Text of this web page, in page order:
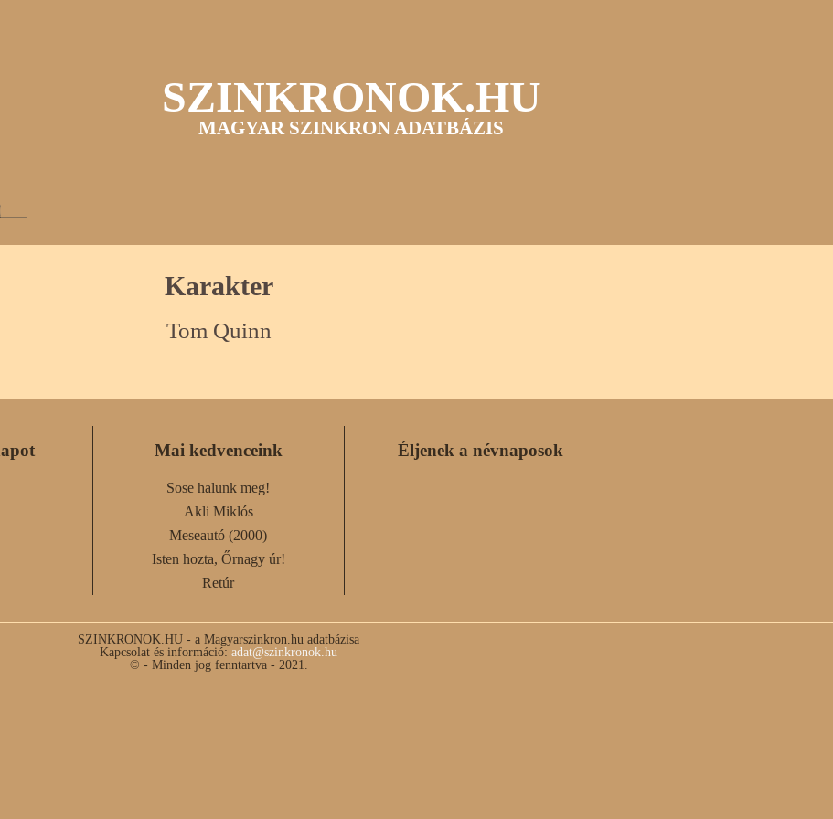
SZINKRONOK.HU
MAGYAR SZINKRON ADATBÁZIS
Karakter
Tom Quinn
Mai kedvenceink
Sose halunk meg!
Akli Miklós
Meseautó (2000)
Isten hozta, Őrnagy úr!
Retúr
Éljenek a névnaposok
SZINKRONOK.HU - a Magyarszinkron.hu adatbázisa
Kapcsolat és információ: adat@szinkronok.hu
© - Minden jog fenntartva - 2021.